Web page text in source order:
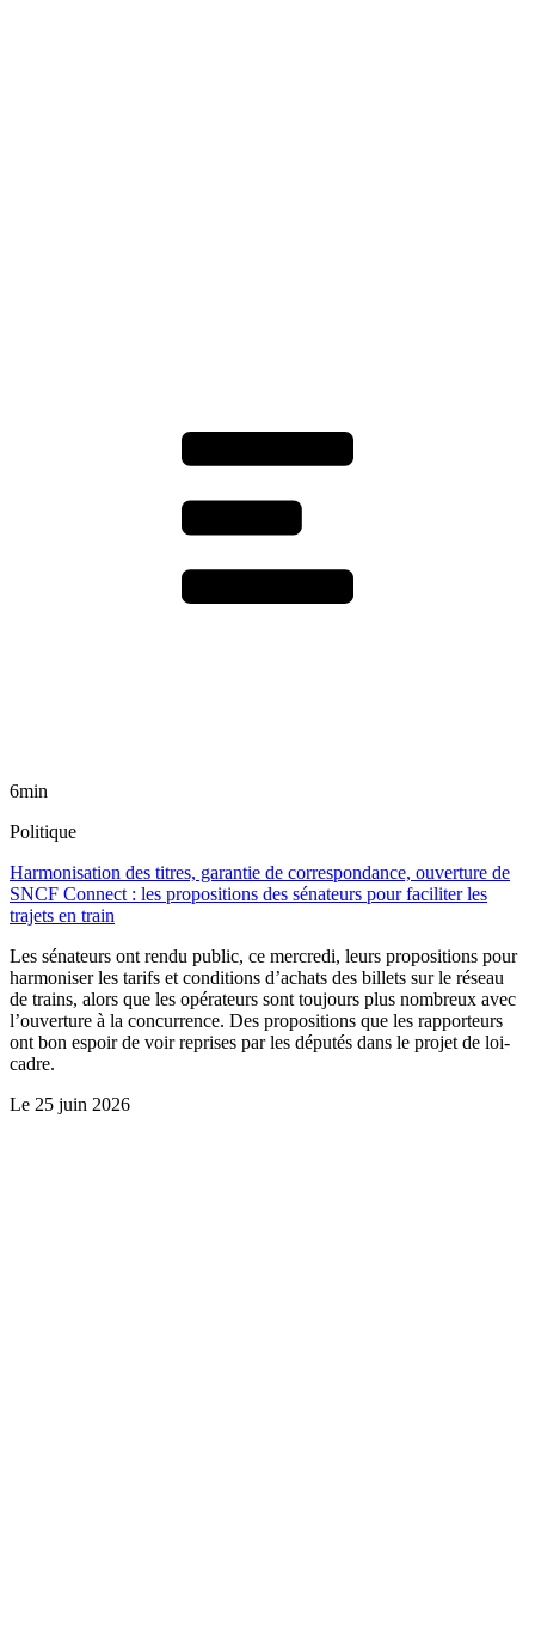
6min
Politique
Harmonisation des titres, garantie de correspondance, ouverture de
SNCF Connect : les propositions des sénateurs pour faciliter les
trajets en train
Les sénateurs ont rendu public, ce mercredi, leurs propositions pour
harmoniser les tarifs et conditions d’achats des billets sur le réseau
de trains, alors que les opérateurs sont toujours plus nombreux avec
l’ouverture à la concurrence. Des propositions que les rapporteurs
ont bon espoir de voir reprises par les députés dans le projet de loi-
cadre.
Le 25 juin 2026